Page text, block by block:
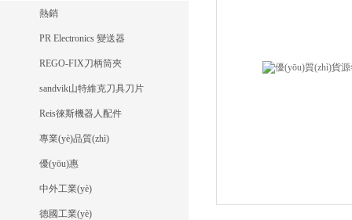
熱銷
PR Electronics 變送器
REGO-FIX刀柄筒夾
sandvik山特維克刀具刀片
Reis徠斯機器人配件
專業(yè)品質(zhì)
優(yōu)惠
中外工業(yè)
德國工業(yè)